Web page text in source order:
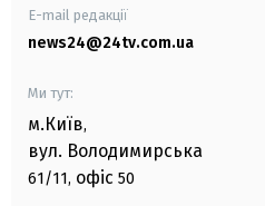
E-mail редакції
news24@24tv.com.ua
Ми тут:
м.Київ,
вул. Володимирська
61/11, офіс 50